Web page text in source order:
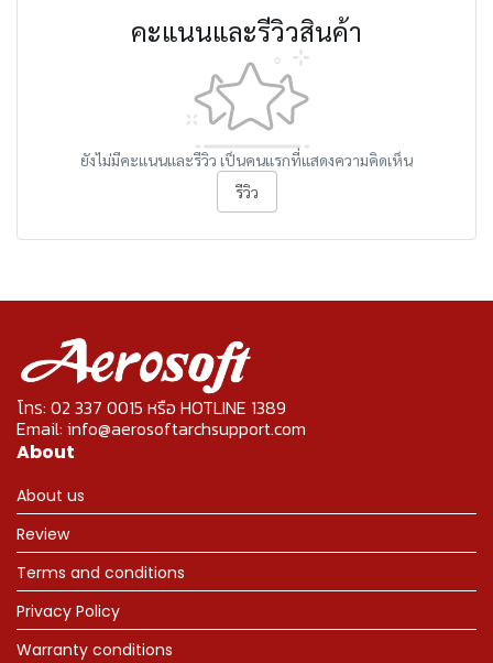
คะแนนและรีวิวสินค้า
ยังไม่มีคะแนนและรีวิว เป็นคนแรกที่แสดงความคิดเห็น
รีวิว
โทร: 02 337 0015 หรือ HOTLINE 1389
Email: info@aerosoftarchsupport.com
About
About us
Review
Terms and conditions
Privacy Policy
Warranty conditions